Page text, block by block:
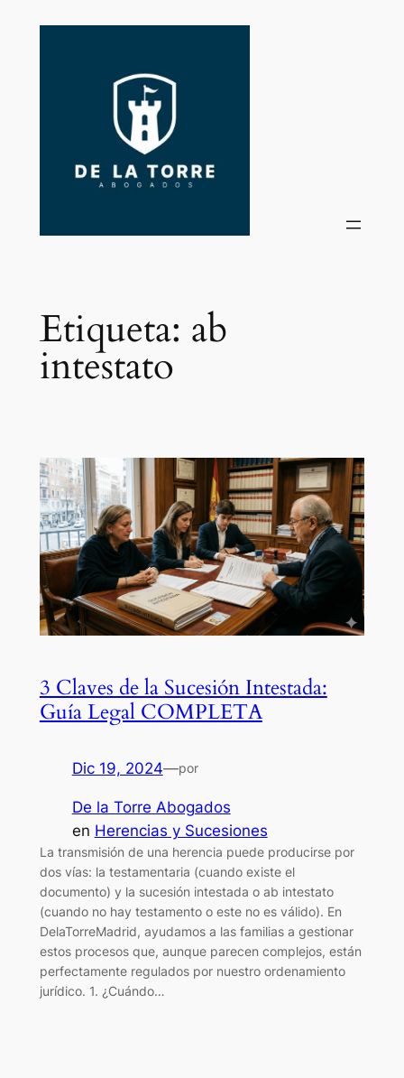
Etiqueta: ab
intestato
3 Claves de la Sucesión Intestada:
Guía Legal COMPLETA
Dic 19, 2024—por
De la Torre Abogados
en Herencias y Sucesiones
La transmisión de una herencia puede producirse por
dos vías: la testamentaria (cuando existe el
documento) y la sucesión intestada o ab intestato
(cuando no hay testamento o este no es válido). En
DelaTorreMadrid, ayudamos a las familias a gestionar
estos procesos que, aunque parecen complejos, están
perfectamente regulados por nuestro ordenamiento
jurídico. 1. ¿Cuándo…